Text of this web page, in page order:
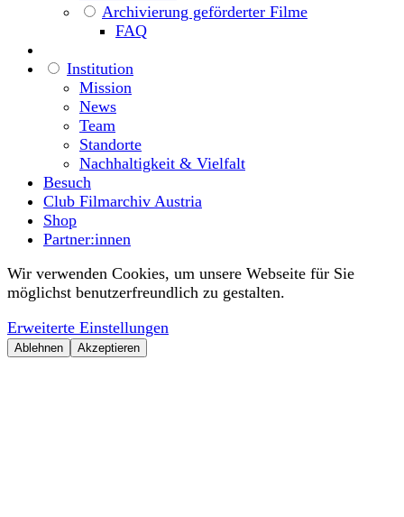
Archivierung geförderter Filme
FAQ
Institution
Mission
News
Team
Standorte
Nachhaltigkeit & Vielfalt
Besuch
Club Filmarchiv Austria
Shop
Partner:innen
Wir verwenden Cookies, um unsere Webseite für Sie
möglichst benutzerfreundlich zu gestalten.
Erweiterte Einstellungen
Ablehnen Akzeptieren